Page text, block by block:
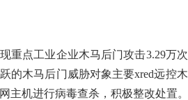
重点工业企业木马后门攻击3.29万
的木马后门威胁对象主要xred远控
主机进行病毒查杀，积极整改处置。